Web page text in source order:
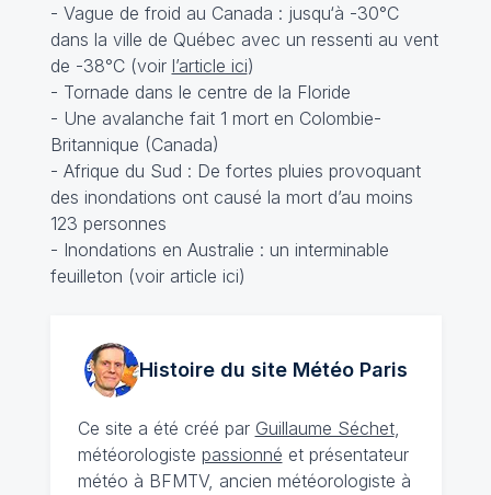
- Vague de froid au Canada : jusqu‘à -30°C
dans la ville de Québec avec un ressenti au vent
de -38°C (voir l’article ici)
- Tornade dans le centre de la Floride
- Une avalanche fait 1 mort en Colombie-
Britannique (Canada)
- Afrique du Sud : De fortes pluies provoquant
des inondations ont causé la mort d’au moins
123 personnes
- Inondations en Australie : un interminable
feuilleton (voir article ici)
Histoire du site MétéoParis
Ce site a été créé par Guillaume Séchet,
météorologiste passionné et présentateur
météo à BFMTV, ancien météorologiste à